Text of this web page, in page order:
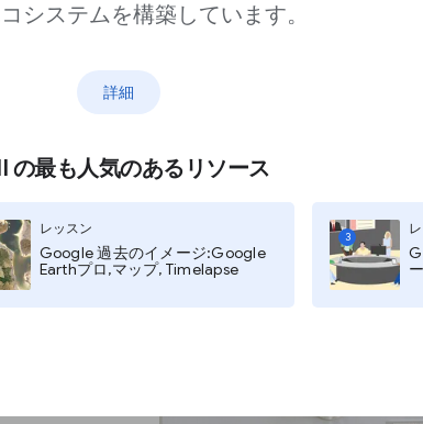
システムを構築しています。
詳細
の最も人気のあるリソース
レッスン
Google 過去のイメージ:Google
Earthプロ,マップ, Timelapse
3
危機に
めにデ